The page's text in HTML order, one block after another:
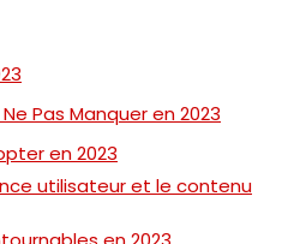
Pas Manquer en 2023
en 2023
utilisateur et le contenu